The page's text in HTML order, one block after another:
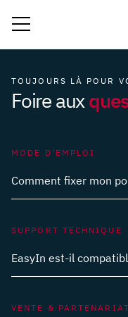
TOUJOURS LÀ POUR
Foire aux
MODE D'EMPLOI
Comment fixer mon
SUPPORT TECHNIQUE
EasyIn est-il
EASYIN ?
VENTE & PARTENARIAT